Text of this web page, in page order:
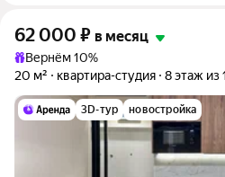
62 000 ₽ в месяц
Вернём 10%
20 м²
квартира-студия 8 этаж из
3D-тур новостройка